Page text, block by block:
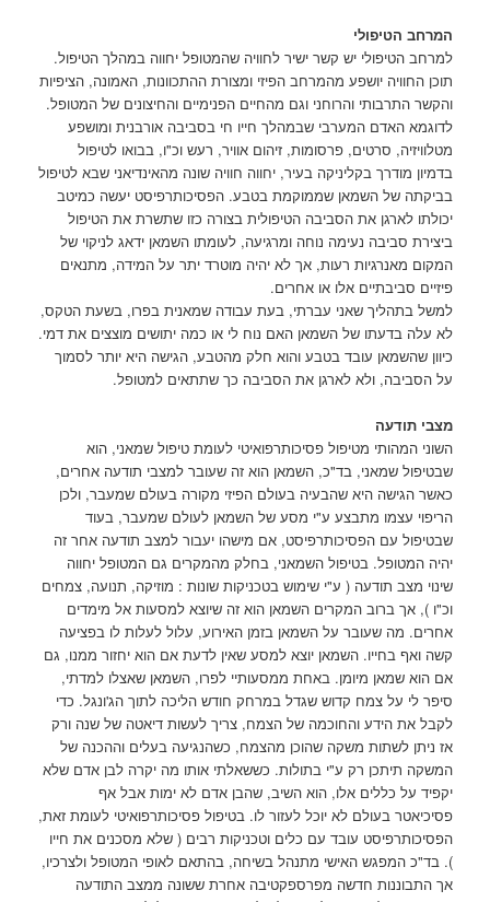
המרחב הטיפולי
למרחב הטיפולי יש קשר ישיר לחוויה שהמטופל יחווה במהלך הטיפול.
תוכן החוויה יושפע מהמרחב הפיזי ומצורת ההתכוונות, האמונה, הציפיות
והקשר התרבותי והרוחני וגם מהחיים הפנימיים והחיצונים של המטופל.
לדוגמא האדם המערבי שבמהלך חייו חי בסביבה אורבנית ומושפע
מטלוויזיה, סרטים, פרסומות, זיהום אוויר, רעש וכ"ו, בבואו לטיפול
בדמיון מודרך בקליניקה בעיר, יחווה חוויה שונה מהאינדיאני שבא לטיפול
בביקתה של השמאן שממוקמת בטבע. הפסיכותרפיסט יעשה כמיטב
יכולתו לארגן את הסביבה הטיפולית בצורה כזו שתשרת את הטיפול
ביצירת סביבה נעימה נוחה ומרגיעה, לעומתו השמאן ידאג לניקוי של
המקום מאנרגיות רעות, אך לא יהיה מוטרד יתר על המידה, מתנאים
פיזיים סביבתיים אלו או אחרים.
למשל בתהליך שאני עברתי, בעת עבודה שמאנית בפרו, בשעת הטקס,
לא עלה בדעתו של השמאן האם נוח לי או כמה יתושים מוצצים את דמי.
כיוון שהשמאן עובד בטבע והוא חלק מהטבע, הגישה היא יותר לסמוך
על הסביבה, ולא לארגן את הסביבה כך שתתאים למטופל.
מצבי תודעה
השוני המהותי מטיפול פסיכותרפואיטי לעומת טיפול שמאני, הוא
שבטיפול שמאני, בד"כ, השמאן הוא זה שעובר למצבי תודעה אחרים,
כאשר הגישה היא שהבעיה בעולם הפיזי מקורה בעולם שמעבר, ולכן
הריפוי עצמו מתבצע ע"י מסע של השמאן לעולם שמעבר, בעוד
שבטיפול עם הפסיכותרפיסט, אם מישהו יעבור למצב תודעה אחר זה
יהיה המטופל. בטיפול השמאני, בחלק מהמקרים גם המטופל יחווה
שינוי מצב תודעה ( ע"י שימוש בטכניקות שונות : מוזיקה, תנועה, צמחים
וכ"ו ), אך ברוב המקרים השמאן הוא זה שיוצא למסעות אל מימדים
אחרים. מה שעובר על השמאן בזמן האירוע, עלול לעלות לו בפציעה
קשה ואף בחייו. השמאן יוצא למסע שאין לדעת אם הוא יחזור ממנו, גם
אם הוא שמאן מיומן. באחת ממסעותיי לפרו, השמאן שאצלו למדתי,
סיפר לי על צמח קדוש שגדל במרחק חודש הליכה לתוך הג'ונגל. כדי
לקבל את הידע והחוכמה של הצמח, צריך לעשות דיאטה של שנה ורק
אז ניתן לשתות משקה שהוכן מהצמח, כשהנגיעה בעלים וההכנה של
המשקה תיתכן רק ע"י בתולות. כששאלתי אותו מה יקרה לבן אדם שלא
יקפיד על כללים אלו, הוא השיב, שהבן אדם לא ימות אבל אף
פסיכיאטר בעולם לא יוכל לעזור לו. בטיפול פסיכותרפואיטי לעומת זאת,
הפסיכותרפיסט עובד עם כלים וטכניקות רבים ( שלא מסכנים את חייו
). בד"כ המפגש האישי מתנהל בשיחה, בהתאם לאופי המטופל ולצרכיו,
אך התבוננות חדשה מפרספקטיבה אחרת ששונה ממצב התודעה